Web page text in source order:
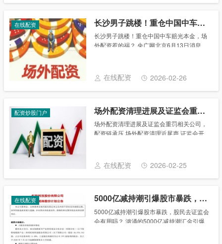
在线配资 长沙男子跳楼！重仓中国中车赔光本金，场外配资惹的祸？
长沙男子跳楼！重仓中国中车赔光本金，场
外配资惹的祸？ 央广网北京6月13日消息
根据他在贴吧中的留言显示长沙男子跳楼！
重仓中国......
在线配资 2026-02-26
配资炒股门户 场外配资清理进展及证监会重罚相关公司，配资链承压
场外配资清理进展及证监会重罚相关公司，
配资链承压 场外配资清理近尾声 证监会开
2000亿存量配资链承压 A股场内加速去......
在线配资 2026-02-25
在线配资 5000亿减持潮引爆股市暴跌，股民去证监会会有用吗？
5000亿减持潮引爆股市暴跌，股民去证监会
会有用吗？ 汹涌的5000亿减持潮汇金引爆